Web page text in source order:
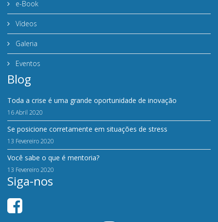
e-Book
Vídeos
Galeria
Eventos
Blog
Toda a crise é uma grande oportunidade de inovação
16 Abril 2020
Se posicione corretamente em situações de stress
13 Fevereiro 2020
Você sabe o que é mentoria?
13 Fevereiro 2020
Siga-nos